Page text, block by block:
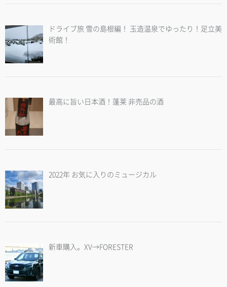
ドライブ旅 雪の島根編！ 玉造温泉でゆったり！足立美
術館！
最高に旨い日本酒！蓬莱 非売品の酒
2022年 お気に入りのミュージカル
新車購入。XV→FORESTER